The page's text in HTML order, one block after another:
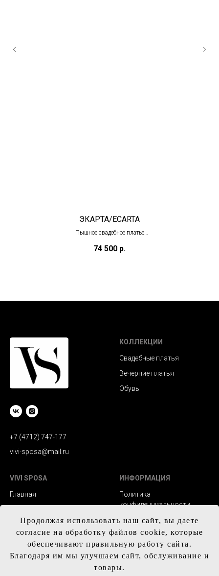
ЭКАРТА/ECARTA
Пышное свадебное платье
74 500 р.
Продолжая использовать наш сайт, вы даете
согласие на обработку файлов cookie, которые
обеспечивают правильную работу сайта.
Благодаря им мы улучшаем сайт, обслуживание и
товары.
+7 (4712) 747-177
vivi-sposa@mail.ru
КОЛЛЕКЦИИ
Свадебные платья
Вечерние платья
Обувь
VIVI SPOSA
Главная
Контакты
ИНФОРМАЦИЯ
Политика
конфиденциальности
Заказ и сроки
изготовления
Доставка
Обмен и возврат